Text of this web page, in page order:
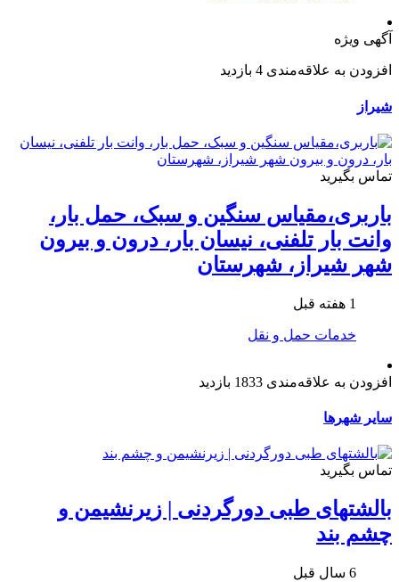
آگهی ویژه
افزودن به علاقه‌مندی 4 بازدید
شیراز
تماس بگیرید
باربری،مقیاس سنگین و سبک، حمل بار،
وانت بار تلفنی، نیسان بار، درون و بیرون
شهر شیراز، شهرستان
1 هفته قبل
خدمات حمل و نقل
افزودن به علاقه‌مندی 1833 بازدید
سایر شهرها
تماس بگیرید
بالشتهای طبی دورگردنی | زیرنشیمن و
چشم بند
6 سال قبل